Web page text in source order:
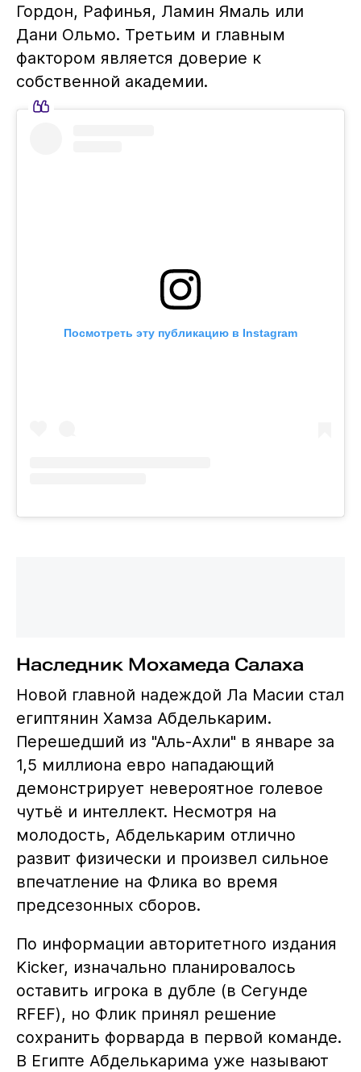
Гордон, Рафинья, Ламин Ямаль или
Дани Ольмо. Третьим и главным
фактором является доверие к
собственной академии.
Посмотреть эту публикацию в Instagram
Наследник Мохамеда Салаха
Новой главной надеждой Ла Масии стал
египтянин Хамза Абделькарим.
Перешедший из "Аль-Ахли" в январе за
1,5 миллиона евро нападающий
демонстрирует невероятное голевое
чутьё и интеллект. Несмотря на
молодость, Абделькарим отлично
развит физически и произвел сильное
впечатление на Флика во время
предсезонных сборов.
По информации авторитетного издания
Kicker, изначально планировалось
оставить игрока в дубле (в Сегунде
RFEF), но Флик принял решение
сохранить форварда в первой команде.
В Египте Абделькарима уже называют